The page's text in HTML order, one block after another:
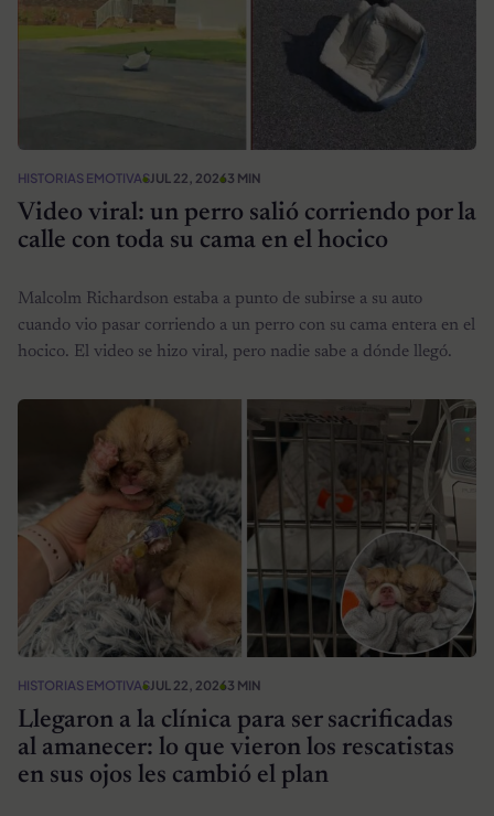
HISTORIAS EMOTIVASJUL 22, 20263 MIN
Video viral: un perro salió corriendo por la
calle con toda su cama en el hocico
Malcolm Richardson estaba a punto de subirse a su auto
cuando vio pasar corriendo a un perro con su cama entera en el
hocico. El video se hizo viral, pero nadie sabe a dónde llegó.
HISTORIAS EMOTIVASJUL 22, 20263 MIN
Llegaron a la clínica para ser sacrificadas
al amanecer: lo que vieron los rescatistas
en sus ojos les cambió el plan